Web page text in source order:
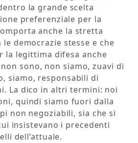
la grande scelta
preferenziale per la
anche la stretta
democrazie stesse e che
la legittima difesa anche
sono, non siamo, zuavi di
siamo, responsabili di
La dico in altri termini: noi
quindi siamo fuori dalla
non negoziabili, sia che si
insistevano i precedenti
dell’attuale.